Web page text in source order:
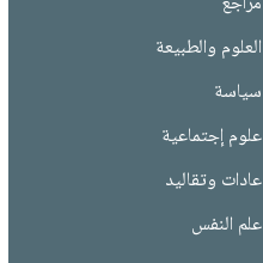
العلوم والطبيعة
سياسة
علوم إجتماعية
عادات وتقاليد
علم النفس